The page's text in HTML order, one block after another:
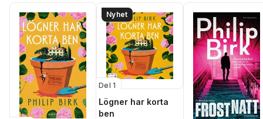
Nyhet
Del 1
Lögner har korta
ben